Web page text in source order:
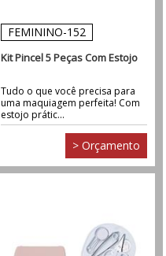
FEMININO-152
Kit Pincel 5 Peças Com Estojo
Tudo o que você precisa para
uma maquiagem perfeita! Com
estojo prátic...
> Orçamento